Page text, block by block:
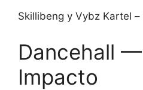
Skillibeng y Vybz Kartel –
Dancehall
Impacto